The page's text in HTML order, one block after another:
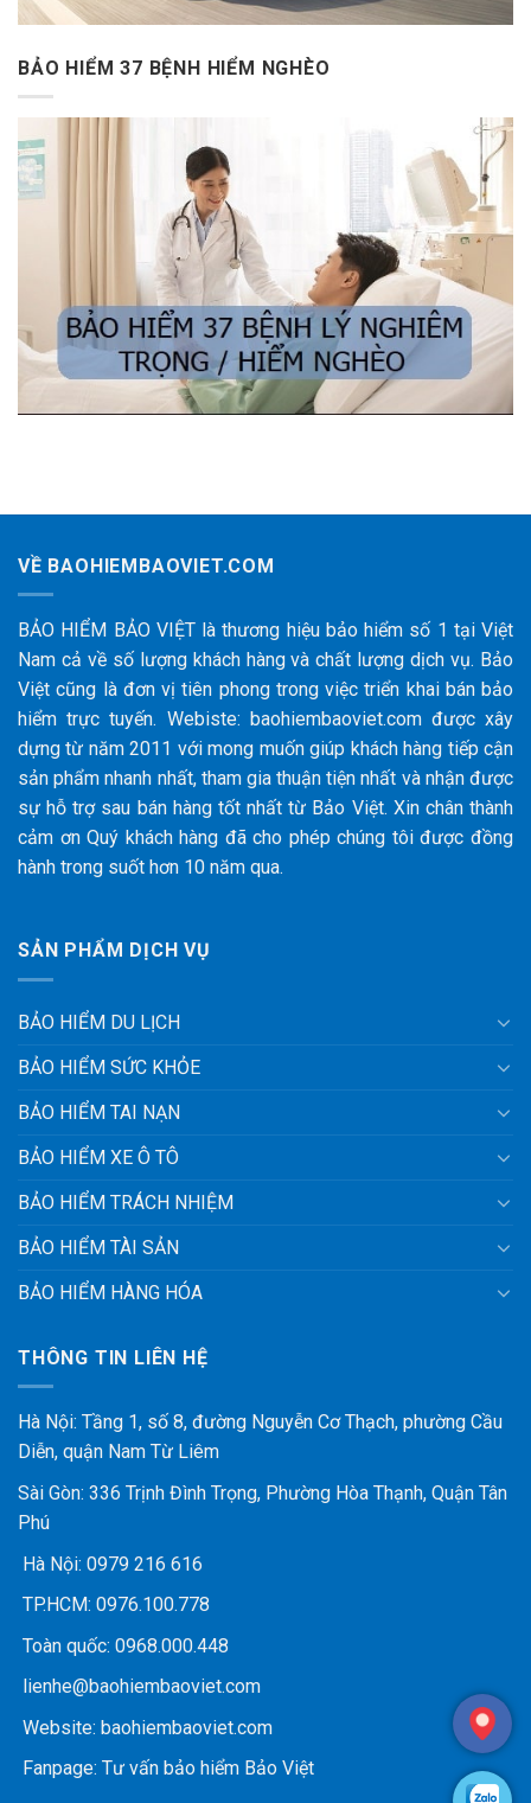
BẢO HIỂM 37 BỆNH HIỂM NGHÈO
VỀ BAOHIEMBAOVIET.COM
BẢO HIỂM BẢO VIỆT là thương hiệu bảo hiểm số 1 tại Việt
Nam cả về số lượng khách hàng và chất lượng dịch vụ. Bảo
Việt cũng là đơn vị tiên phong trong việc triển khai bán bảo
hiểm trực tuyến. Webiste: baohiembaoviet.com được xây
dựng từ năm 2011 với mong muốn giúp khách hàng tiếp cận
sản phẩm nhanh nhất, tham gia thuận tiện nhất và nhận được
sự hỗ trợ sau bán hàng tốt nhất từ Bảo Việt. Xin chân thành
cảm ơn Quý khách hàng đã cho phép chúng tôi được đồng
hành trong suốt hơn 10 năm qua.
SẢN PHẨM DỊCH VỤ
BẢO HIỂM DU LỊCH
BẢO HIỂM SỨC KHỎE
BẢO HIỂM TAI NẠN
BẢO HIỂM XE Ô TÔ
BẢO HIỂM TRÁCH NHIỆM
BẢO HIỂM TÀI SẢN
BẢO HIỂM HÀNG HÓA
THÔNG TIN LIÊN HỆ
Hà Nội: Tầng 1, số 8, đường Nguyễn Cơ Thạch, phường Cầu
Diễn, quận Nam Từ Liêm
Sài Gòn: 336 Trịnh Đình Trọng, Phường Hòa Thạnh, Quận Tân
Phú
Hà Nội: 0979 216 616
TP.HCM: 0976.100.778
Toàn quốc: 0968.000.448
lienhe@baohiembaoviet.com
Website: baohiembaoviet.com
Fanpage: Tư vấn bảo hiểm Bảo Việt